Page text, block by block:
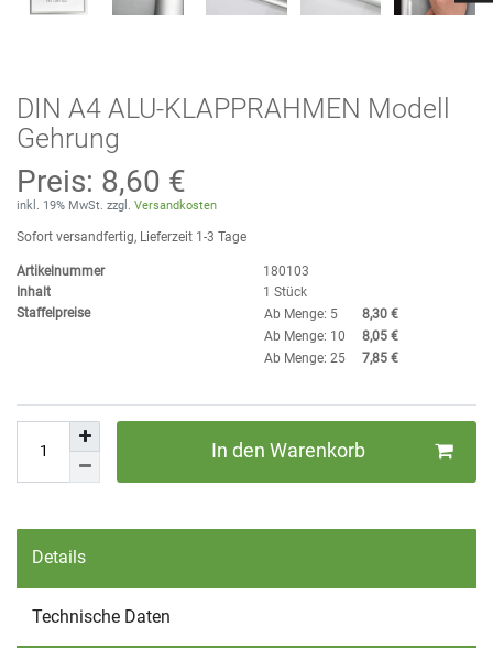
DIN A4 ALU-KLAPPRAHMEN Modell
Gehrung
Preis: 8,60 €
inkl. 19% MwSt. zzgl. Versandkosten
Sofort versandfertig, Lieferzeit 1-3 Tage
Artikelnummer
180103
Inhalt
1 Stück
Staffelpreise
Ab Menge: 5
8,30 €
Ab Menge: 10
8,05 €
Ab Menge: 25
7,85 €
In den Warenkorb
Details
Technische Daten